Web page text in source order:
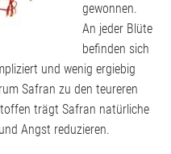
gewonnen.
An jeder Blüte
befinden sich
und wenig ergiebig
Safran zu den teureren
trägt Safran natürliche
Angst reduzieren.